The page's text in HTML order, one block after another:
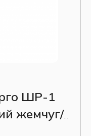
ШР-1
жемчуг/